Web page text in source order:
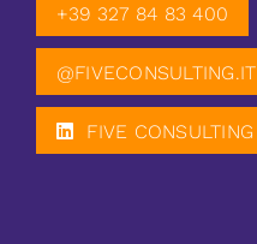
+39 327 84 83 400
@FIVECONSULTING.IT
FIVE CONSULTING